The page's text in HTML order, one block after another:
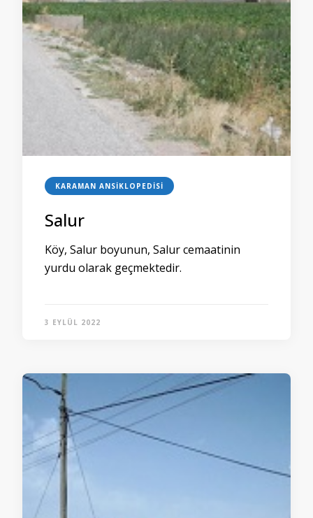
KARAMAN ANSIKLOPEDISI
Salur
Köy, Salur boyunun, Salur cemaatinin
yurdu olarak geçmektedir.
3 EYLÜL 2022